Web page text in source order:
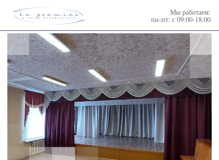
Мы работаем:
пн-пт: с 09:00-18:00